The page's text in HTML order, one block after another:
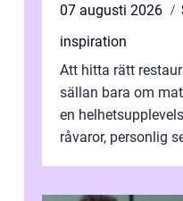
07 augusti 2026
inspiration
Att hitta rätt
sällan bara om
en
råvaror, personlig